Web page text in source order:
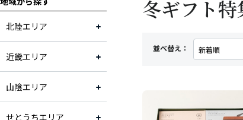
北陸エリア
近畿エリア
山陰エリア
せとうちエリア
冬ギフト
並べ替え：